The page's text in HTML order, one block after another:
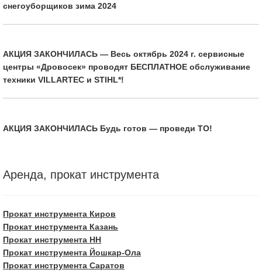
снегоуборщиков зима 2024
АКЦИЯ ЗАКОНЧИЛАСЬ — Весь октябрь 2024 г. сервисные
центры «Дровосек» проводят БЕСПЛАТНОЕ обслуживание
техники VILLARTEC и STIHL*!
АКЦИЯ ЗАКОНЧИЛАСЬ Будь готов — проведи ТО!
Аренда, прокат инструмента
Прокат инструмента Киров
Прокат инструмента Казань
Прокат инструмента НН
Прокат инструмента Йошкар-Ола
Прокат инструмента Саратов